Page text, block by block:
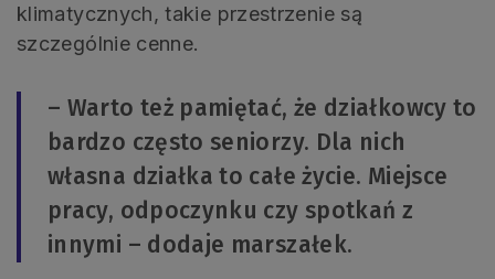
klimatycznych, takie przestrzenie są
szczególnie cenne.
– Warto też pamiętać, że działkowcy to
bardzo często seniorzy. Dla nich
własna działka to całe życie. Miejsce
pracy, odpoczynku czy spotkań z
innymi – dodaje marszałek.